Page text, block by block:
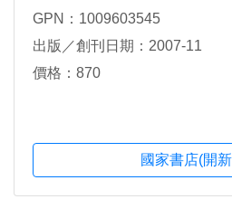
GPN：1009603545
出版／創刊日期：2007-11
價格：870
國家書店(開